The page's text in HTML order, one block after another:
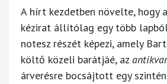
A hírt kezdetben növelte, hogy
kézirat állítólag egy több
notesz részét képezi, amely
költő közeli barátjáé, az
árverésre bocsájtott egy